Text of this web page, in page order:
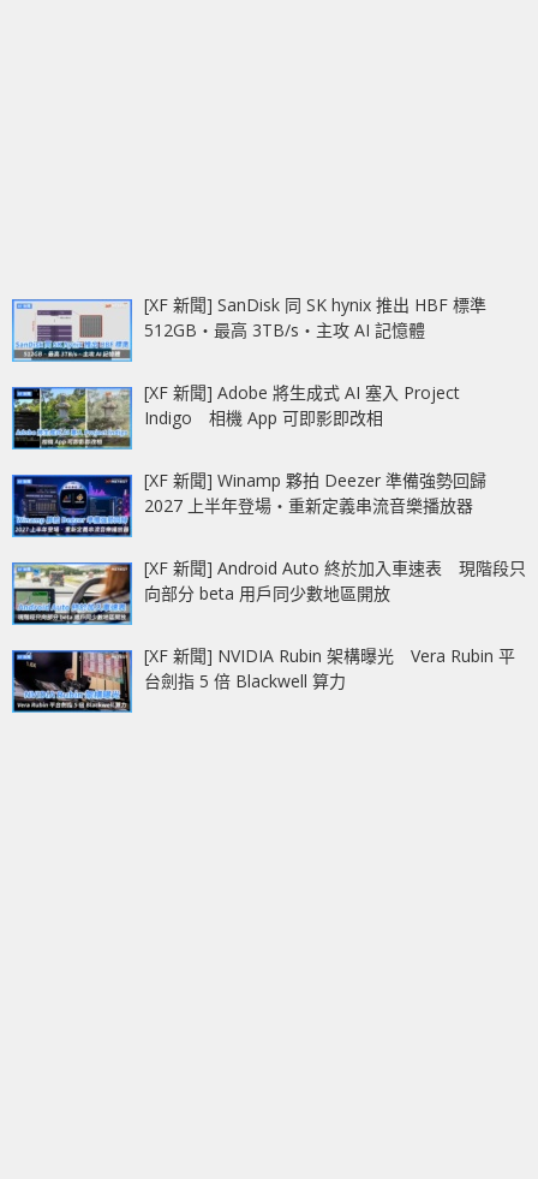
[XF 新聞] SanDisk 同 SK hynix 推出 HBF 標準
512GB‧最高 3TB/s‧主攻 AI 記憶體
[XF 新聞] Adobe 將生成式 AI 塞入 Project
Indigo 相機 App 可即影即改相
[XF 新聞] Winamp 夥拍 Deezer 準備強勢回歸
2027 上半年登場‧重新定義串流音樂播放器
[XF 新聞] Android Auto 終於加入車速表 現階段只
向部分 beta 用戶同少數地區開放
[XF 新聞] NVIDIA Rubin 架構曝光 Vera Rubin 平
台劍指 5 倍 Blackwell 算力